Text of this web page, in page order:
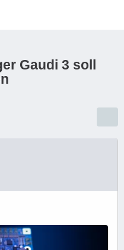
Gaudi 3 soll